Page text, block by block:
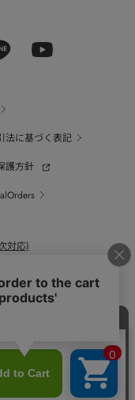
法に基づく表記
護方針
対応)
～18：00）
平日10：30～18：00）